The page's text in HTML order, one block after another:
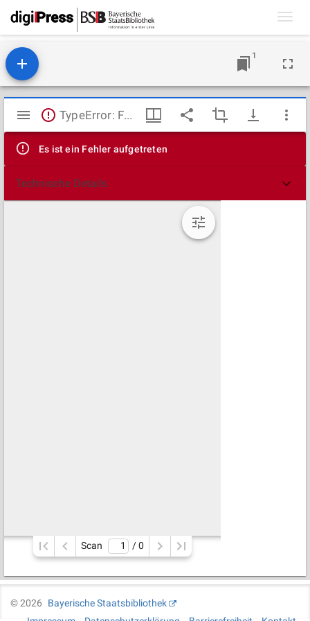
1
Mirador
Viewer
TypeError: Failed to fetch
Es ist ein Fehler aufgetreten
Technische Details
Scan / 0
©2026
Bayerische Staatsbibliothek